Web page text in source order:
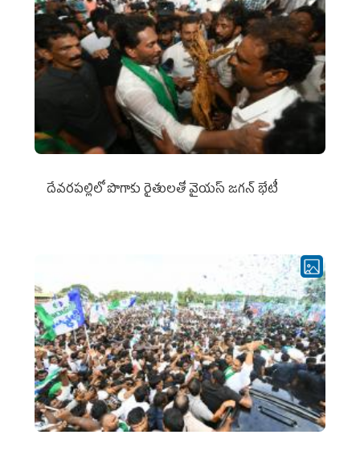
దేవరపల్లిలో పొగాకు రైతులతో వైయస్ జగన్ భేటీ